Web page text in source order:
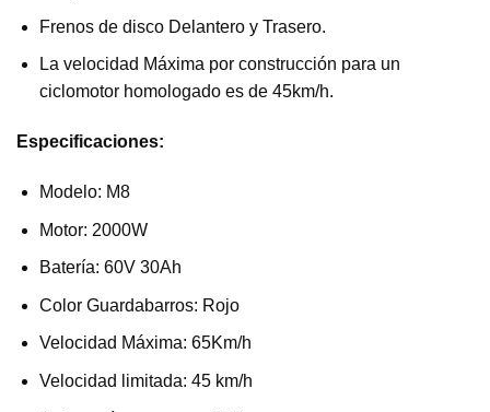
Frenos de disco Delantero y Trasero.
La velocidad Máxima por construcción para un
ciclomotor homologado es de 45km/h.
Especificaciones:
Modelo: M8
Motor: 2000W
Batería: 60V 30Ah
Color Guardabarros: Rojo
Velocidad Máxima: 65Km/h
Velocidad limitada: 45 km/h